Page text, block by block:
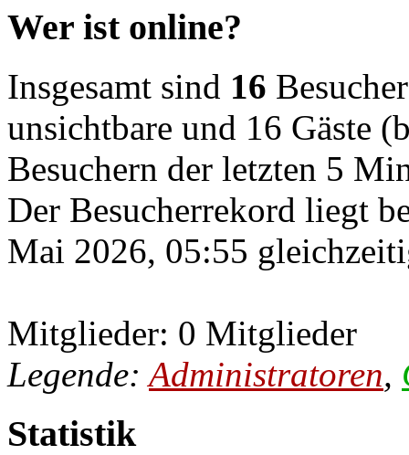
Wer ist online?
Insgesamt sind 16
unsichtbare und 16 Gäste
Besuchern der letzten 5
Der Besucherrekord liegt
Mai 2026, 05:55
Mitglieder: 0 Mitglieder
Legende:Administratoren,
Statistik